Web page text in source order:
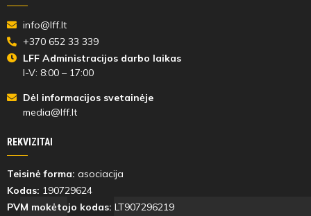
info@lff.lt
+370 652 33 339
LFF Administracijos darbo laikas
I-V: 8:00 – 17:00
Dėl informacijos svetainėje
media@lff.lt
REKVIZITAI
Teisinė forma: asociacija
Kodas: 190729624
PVM mokėtojo kodas: LT907296219